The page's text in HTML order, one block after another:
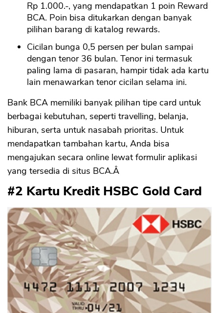
Rp 1.000.-, yang mendapatkan 1 poin Reward
BCA. Poin bisa ditukarkan dengan banyak
pilihan barang di katalog rewards.
Cicilan bunga 0,5 persen per bulan sampai
dengan tenor 36 bulan. Tenor ini termasuk
paling lama di pasaran, hampir tidak ada kartu
lain menawarkan tenor cicilan selama ini.
Bank BCA memiliki banyak pilihan tipe card untuk
berbagai kebutuhan, seperti travelling, belanja,
hiburan, serta untuk nasabah prioritas. Untuk
mendapatkan tambahan kartu, Anda bisa
mengajukan secara online lewat formulir aplikasi
yang tersedia di situs BCA.Â
#2 Kartu Kredit HSBC Gold Card